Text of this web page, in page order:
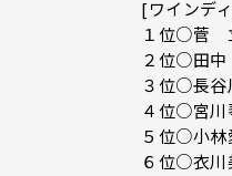
[ワインデ
１位○菅
２位○田
３位○長
４位○宮川
５位○小林
６位○衣川